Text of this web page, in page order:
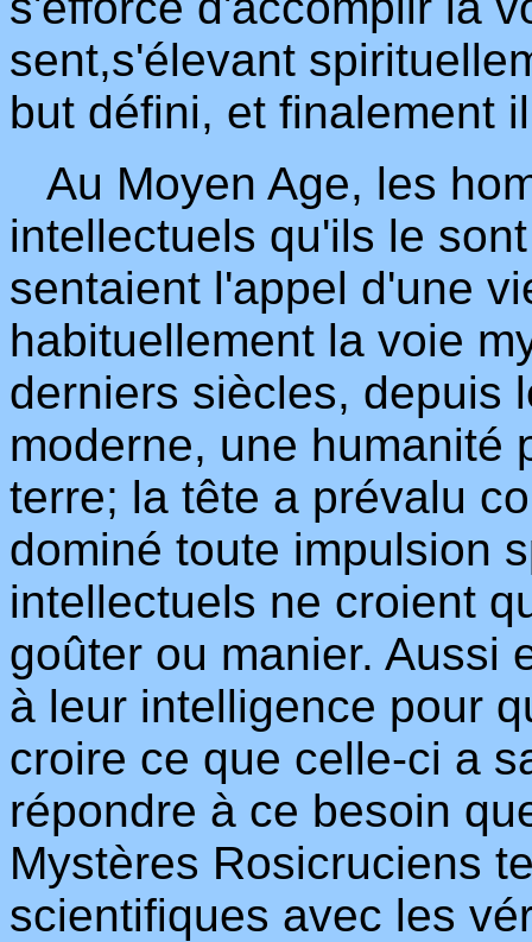
sent,s'élevant
but défini, et finalement
Au Moyen Age, les
intellectuels qu'ils le
sentaient l'appel d'une
habituellement la voie
derniers siècles, depuis
moderne, une humanité
terre; la tête a prévalu
dominé toute impulsion
intellectuels ne croient
goûter ou manier. Aussi
à leur intelligence pour
croire ce que celle-ci a
répondre à ce besoin
Mystères Rosicruciens
scientifiques avec les